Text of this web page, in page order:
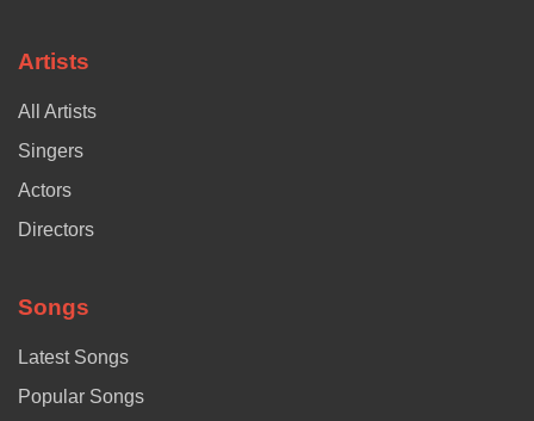
Artists
All Artists
Singers
Actors
Directors
Songs
Latest Songs
Popular Songs